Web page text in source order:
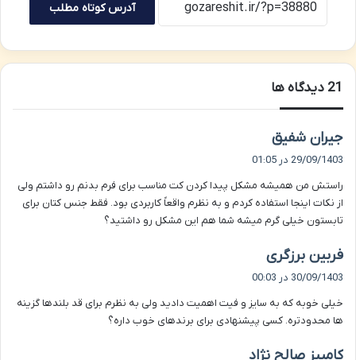
آدرس کوتاه مطلب
‫21 دیدگاه ها
جیران شفیق
ف
:
29/09/1403 در 01:05
راستش من همیشه مشکل پیدا کردن کت مناسب برای فرم بدنم رو داشتم ولی
از نکات اینجا استفاده کردم و به نظرم واقعاً کاربردی بود. فقط جنس کتان برای
تابستون خیلی گرم میشه شما هم این مشکل رو داشتید؟
فربین برزگری
ف
:
30/09/1403 در 00:03
خیلی خوبه که به سایز و فیت اهمیت دادید ولی به نظرم برای قد بلندها گزینه
ها محدودتره. کسی پیشنهادی برای برندهای خوب داره؟
کامبیز صالح نژاد